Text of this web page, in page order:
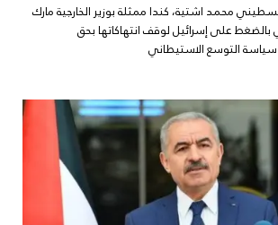
محمد اشتية، كندا ممثلة بوزير الخارجية مارك
بالضغط على إسرائيل لوقف انتهاكاتها بحق
التوسع الاستيطاني